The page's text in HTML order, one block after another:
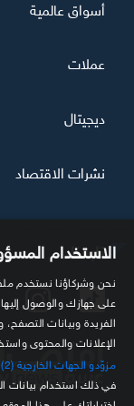
تابعنا
أسواق عالمية
عملات
ديجيتال
نشرات الاقتصاد
الاستخدام
نحن وشركاؤنا نستخدم
الفريدة وبيانات
الإعلانات والمحتوى
مزوّدو الجهات الخارجية (2)
في ذلك استخدام بيانات
اختياراتك على هذا